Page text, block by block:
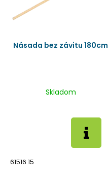
Násada bez závitu 180cm
Skladom
61516.15